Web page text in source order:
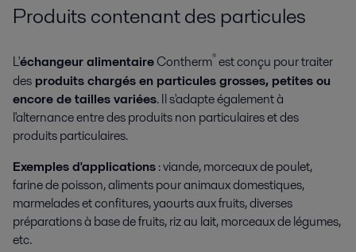
Produits contenant des particules
L'échangeur alimentaireContherm®est conçu pour traiter
des produits chargés en particules grosses, petites ou
encore de tailles variées. Il s'adapte également à
l'alternance entre des produits non particulaires et des
produits particulaires.
Exemples d'applications: viande, morceaux de poulet,
farine de poisson, aliments pour animaux domestiques,
marmelades et confitures, yaourts aux fruits, diverses
préparations à base de fruits, riz au lait, morceaux de légumes,
etc.